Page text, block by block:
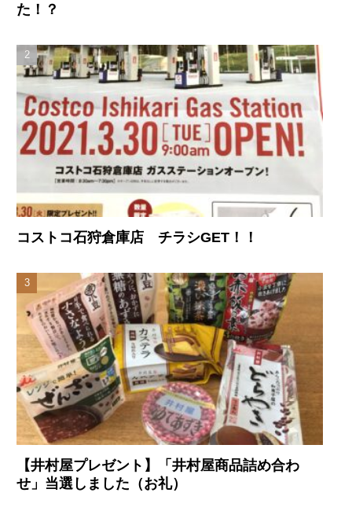
た！？
コストコ石狩倉庫店 チラシGET！！
【井村屋プレゼント】「井村屋商品詰め合わ
せ」当選しました（お礼）